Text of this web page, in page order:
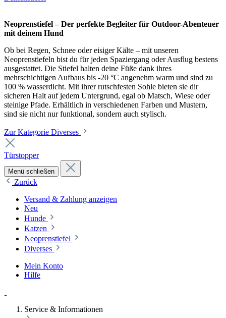
Neoprenstiefel – Der perfekte Begleiter für Outdoor-Abenteuer
mit deinem Hund
Ob bei Regen, Schnee oder eisiger Kälte – mit unseren
Neoprenstiefeln bist du für jeden Spaziergang oder Ausflug bestens
ausgestattet. Die Stiefel halten deine Füße dank ihres
mehrschichtigen Aufbaus bis -20 °C angenehm warm und sind zu
100 % wasserdicht. Mit ihrer rutschfesten Sohle bieten sie dir
sicheren Halt auf jedem Untergrund, egal ob Matsch, Wiese oder
steinige Pfade. Erhältlich in verschiedenen Farben und Mustern,
sind sie nicht nur funktional, sondern auch stylisch.
Zur Kategorie Diverses
Türstopper
Menü schließen
Zurück
Versand & Zahlung anzeigen
Neu
Hunde
Katzen
Neoprenstiefel
Diverses
Mein Konto
Hilfe
Service & Informationen